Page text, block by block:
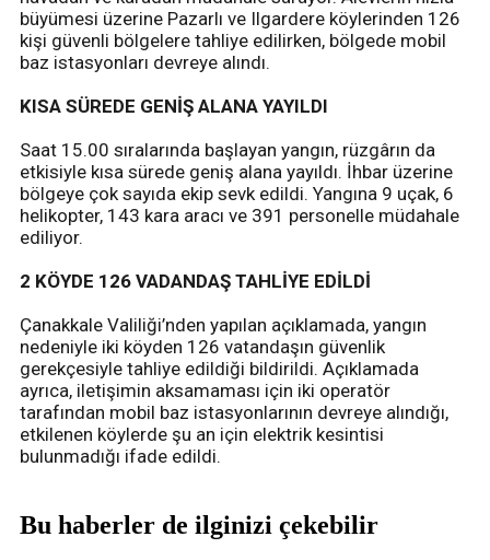
büyümesi üzerine Pazarlı ve Ilgardere köylerinden 126
kişi güvenli bölgelere tahliye edilirken, bölgede mobil
baz istasyonları devreye alındı.
KISA SÜREDE GENİŞ ALANA YAYILDI
Saat 15.00 sıralarında başlayan yangın, rüzgârın da
etkisiyle kısa sürede geniş alana yayıldı. İhbar üzerine
bölgeye çok sayıda ekip sevk edildi. Yangına 9 uçak, 6
helikopter, 143 kara aracı ve 391 personelle müdahale
ediliyor.
2 KÖYDE 126 VADANDAŞ TAHLİYE EDİLDİ
Çanakkale Valiliği’nden yapılan açıklamada, yangın
nedeniyle iki köyden 126 vatandaşın güvenlik
gerekçesiyle tahliye edildiği bildirildi. Açıklamada
ayrıca, iletişimin aksamaması için iki operatör
tarafından mobil baz istasyonlarının devreye alındığı,
etkilenen köylerde şu an için elektrik kesintisi
bulunmadığı ifade edildi.
Bu haberler de ilginizi çekebilir